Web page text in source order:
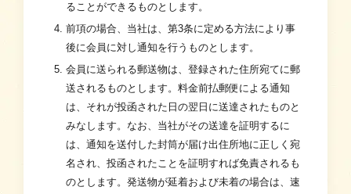
ることができるものとします。
前項の場合、当社は、第3条に定める方法により事
後に会員に対し通知を行うものとします。
会員に送られる郵送物は、登録された住所宛てに郵
送されるものとします。料金前払郵便による通知
は、それが投函された日の翌日に送達されたものと
みなします。なお、当社がその送達を証明するに
は、通知を送付した封筒が届け出住所地に正しく宛
名され、投函されたことを証明すれば免責されるも
のとします。発送物が延着および未着の場合は、速